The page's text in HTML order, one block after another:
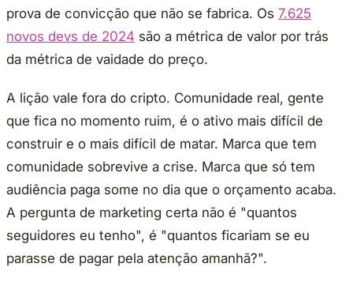
prova de convicção que não se fabrica. Os 7.625
novos devs de 2024 são a métrica de valor por trás
da métrica de vaidade do preço.
A lição vale fora do cripto. Comunidade real, gente
que fica no momento ruim, é o ativo mais difícil de
construir e o mais difícil de matar. Marca que tem
comunidade sobrevive a crise. Marca que só tem
audiência paga some no dia que o orçamento acaba.
A pergunta de marketing certa não é "quantos
seguidores eu tenho", é "quantos ficariam se eu
parasse de pagar pela atenção amanhã?".